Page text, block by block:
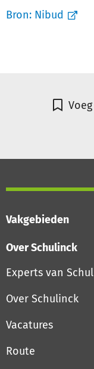
Bron: Nibud
Vakgebieden
Over Schulinck
Experts van
Over Schulinck
Vacatures
Route